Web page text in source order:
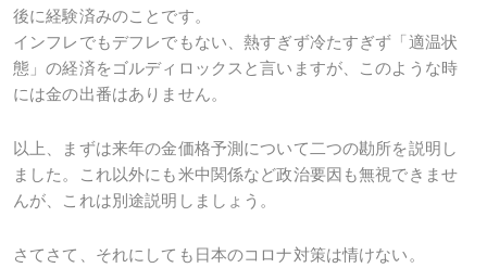
後に経験済みのことです。
インフレでもデフレでもない、熱すぎず冷たすぎず「適温状
態」の経済をゴルディロックスと言いますが、このような時
には金の出番はありません。
以上、まずは来年の金価格予測について二つの勘所を説明し
ました。これ以外にも米中関係など政治要因も無視できませ
んが、これは別途説明しましょう。
さてさて、それにしても日本のコロナ対策は情けない。